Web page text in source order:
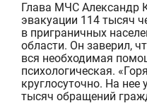
Глава МЧС Александр
эвакуации 114 тысяч
в приграничных
области. Он заверил,
вся необходимая
психологическая.
круглосуточно. На нее
тысяч обращений